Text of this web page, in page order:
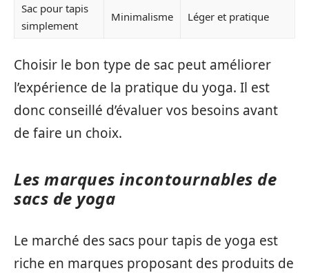
Sac pour tapis
simplement
Minimalisme Léger et pratique
Choisir le bon type de sac peut améliorer
l’expérience de la pratique du yoga. Il est
donc conseillé d’évaluer vos besoins avant
de faire un choix.
Les marques incontournables de
sacs de yoga
Le marché des sacs pour tapis de yoga est
riche en marques proposant des produits de